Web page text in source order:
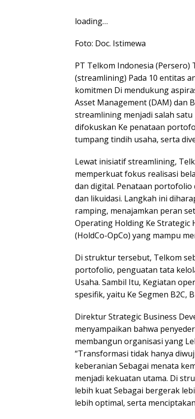
loading…
Foto: Doc. Istimewa
PT Telkom Indonesia
(streamlining) Pada 10 entitas
komitmen Di mendukung
Asset Management (DAM) dan
streamlining menjadi salah
difokuskan Ke penataan
tumpang tindih usaha, serta
Lewat inisiatif streamlining,
memperkuat fokus realisasi
dan digital. Penataan portofolio
dan likuidasi. Langkah ini
ramping, menajamkan peran
Operating Holding Ke Strategic
(HoldCo-OpCo) yang mampu
Di struktur tersebut, Telkom
portofolio, penguatan tata
Usaha. Sambil Itu, Kegiatan
spesifik, yaitu Ke Segmen B2C,
Direktur Strategic Business
menyampaikan bahwa
membangun organisasi yang
“Transformasi tidak hanya
keberanian Sebagai menata
menjadi kekuatan utama. Di
lebih kuat Sebagai bergerak
lebih optimal, serta